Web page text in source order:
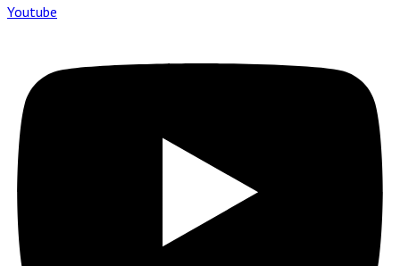
Youtube